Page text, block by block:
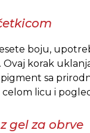
boju,
Ovaj korak
sa
licu i
gel za obrve